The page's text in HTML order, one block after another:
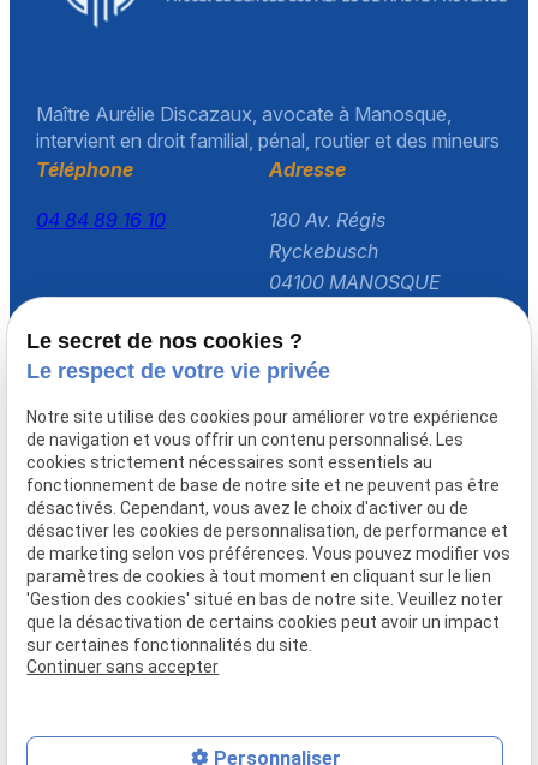
Maître Aurélie Discazaux, avocate à Manosque,
intervient en droit familial, pénal, routier et des mineurs
Téléphone
04 84 89 16 10
Adresse
180 Av. Régis
Ryckebusch
04100 MANOSQUE
Lundi - Vendredi
Accueil
Le cabinet
Domaines de compétences
Actualités
Prendre rendez-vous
Contact
Le secret de nos cookies ?
Le respect de votre vie privée
Notre site utilise des cookies pour améliorer votre expérience
de navigation et vous offrir un contenu personnalisé. Les
cookies strictement nécessaires sont essentiels au
fonctionnement de base de notre site et ne peuvent pas être
désactivés. Cependant, vous avez le choix d'activer ou de
désactiver les cookies de personnalisation, de performance et
de marketing selon vos préférences. Vous pouvez modifier vos
paramètres de cookies à tout moment en cliquant sur le lien
'Gestion des cookies' situé en bas de notre site. Veuillez noter
que la désactivation de certains cookies peut avoir un impact
sur certaines fonctionnalités du site.
Continuer sans accepter
Personnaliser